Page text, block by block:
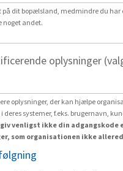
på dit bopælsland, medmindre du har
noget andet.
oplysninger
oplysninger, der kan hjælpe
systemer, f.eks. brugernavn,
venligst ikke din adgangskode
som organisationen ikke